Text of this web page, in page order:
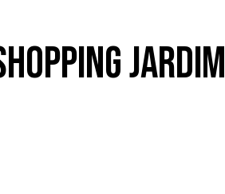
Jardim